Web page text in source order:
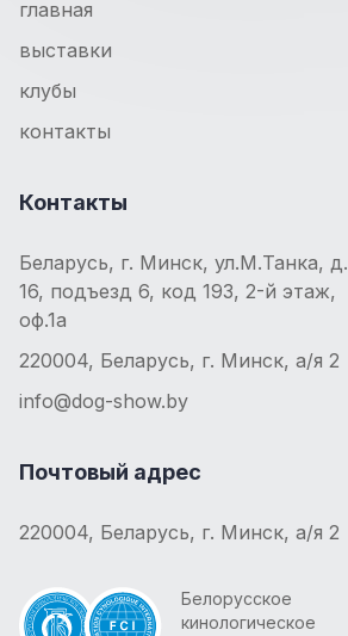
Белорусское
кинологическое
главная
выставки
клубы
контакты
Контакты
Беларусь, г. Минск, ул.М.Танка, д.
16, подъезд 6, код 193, 2-й этаж,
оф.1а
220004, Беларусь, г. Минск, а/я 2
info@dog-show.by
Почтовый адрес
220004, Беларусь, г. Минск, а/я 2